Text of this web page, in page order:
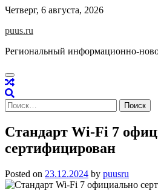
Skip
content
Четверг, 6 августа, 2026
puus.ru
Региональный информационно-
Найти:
Стандарт Wi-Fi 7
сертифицирован
Posted on 23.12.2024 by puusru